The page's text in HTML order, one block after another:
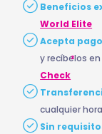
Beneficios
World Elite
Acepta
y recíbelos
Check
2
cualquier
Sin